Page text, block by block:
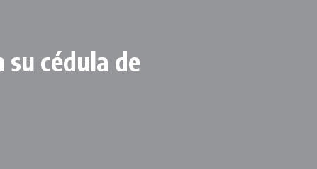
cédula de